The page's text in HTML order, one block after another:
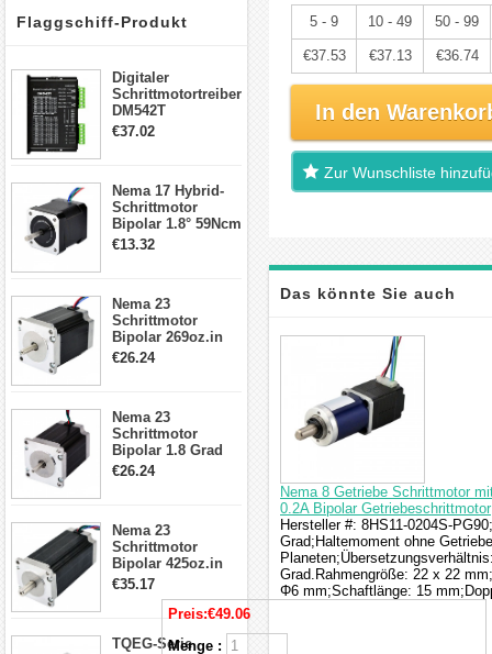
Flaggschiff-Produkt
Digitaler
Schrittmotortreiber
DM542T
Schrittmotor
Schrittmotor
€37.02
Nema 17 Hybrid-
Schrittmotor
Bipolar 1.8° 59Ncm
2A 4 Drähte mit 1m
€13.32
Nema 23
Schrittmotor
Bipolar 269oz.in
2,8A 57x57x76mm
€26.24
Nema 23
Schrittmotor
Bipolar 1.8 Grad
1.9Nm 3A 3.36V 4
€26.24
Nema 23
Schrittmotor
Bipolar 425oz.in
4.2A 57x57x114mm
4 Draht Hybrid
Schrittmotor
€35.17
TQEG-Serie
5 - 9
10 - 49 50 - 99
€37.53 €37.13 €36.74
In den
Zur Wunschliste
Das könnte Sie auch
interessieren
Nema 8 Getriebe Schrittmotor
0.2A Bipolar Getriebeschrittmotor
Hersteller #: 8HS11-0204S-
Grad;Haltemoment ohne
Grad.Rahmengröße: 22 x 22
Φ6 mm;Schaftlänge: 15
Preis:€49.06
Menge :